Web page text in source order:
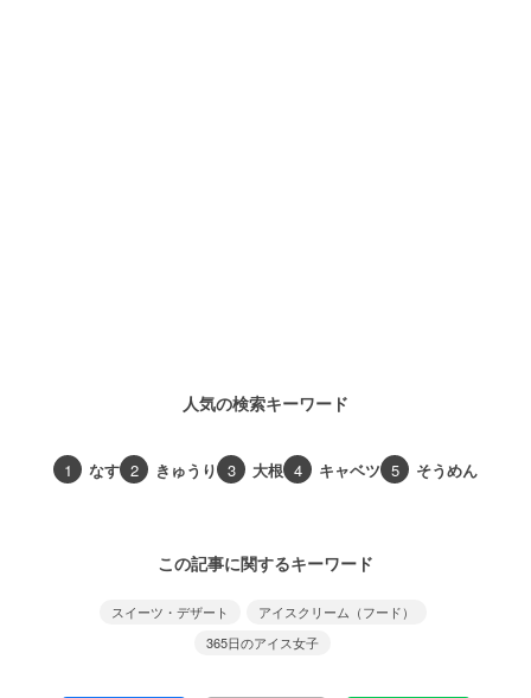
人気の検索キーワード
1 なす 2 きゅうり 3 大根 4 キャベツ 5 そうめん
この記事に関するキーワード
スイーツ・デザート
アイスクリーム（フード）
365日のアイス女子